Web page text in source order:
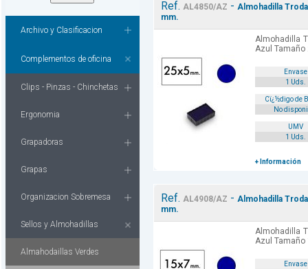
Archivo y Clasificacion
Complementos de oficina
Clips - Pinzas - Chinchetas
Ergonomia
Grapadoras
Grapas
Organizacion Sobremesa
Sellos y Almohadillas
Almahodaillas Verdes
Ref. AL4850/AZ - Almohadilla
mm.
Almohadilla
Azul Tamaño
Envase
1 Uds.
Cï¿½digo de
No
UMV
1 Uds.
+ Información
Ref. AL4908/AZ - Almohadilla
mm.
Almohadilla
Azul Tamaño
Envase